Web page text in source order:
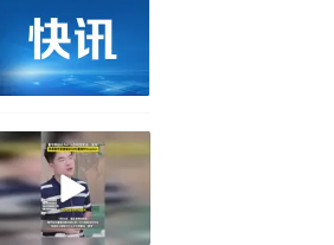
写了人生